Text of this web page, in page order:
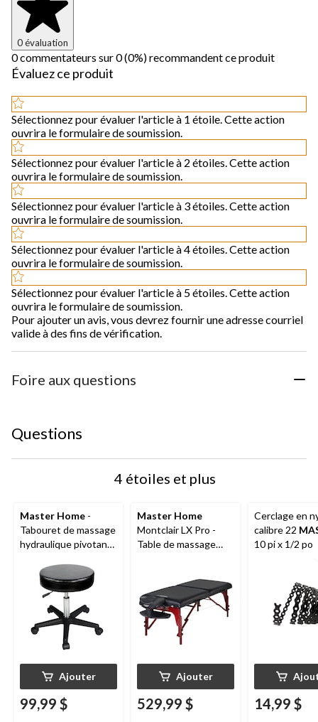
0 évaluation
0 commentateurs sur 0 (0%) recommandent ce produit
Évaluez ce produit
Sélectionnez pour évaluer l'article à 1 étoile. Cette action
ouvrira le formulaire de soumission.
Sélectionnez pour évaluer l'article à 2 étoiles. Cette action
ouvrira le formulaire de soumission.
Sélectionnez pour évaluer l'article à 3 étoiles. Cette action
ouvrira le formulaire de soumission.
Sélectionnez pour évaluer l'article à 4 étoiles. Cette action
ouvrira le formulaire de soumission.
Sélectionnez pour évaluer l'article à 5 étoiles. Cette action
ouvrira le formulaire de soumission.
Pour ajouter un avis, vous devrez fournir une adresse courriel
valide à des fins de vérification.
Foire aux questions
Questions
4 étoiles et plus
Master Home -
Tabouret de massage
hydraulique pivotant,
Ajouter
99,99 $
Master Home
Montclair LX Pro -
Table de massage
bleu royal
Ajouter
529,99 $
Cerclage en
calibre 22
10 pi x 1/2 po
14,99 $